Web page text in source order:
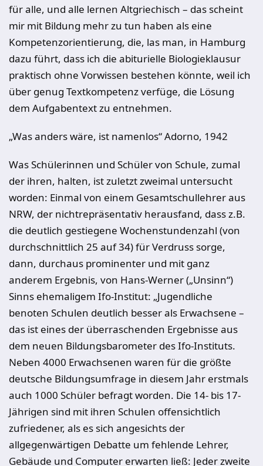
für alle, und alle lernen Altgriechisch – das scheint
mir mit Bildung mehr zu tun haben als eine
Kompetenzorientierung, die, las man, in Hamburg
dazu führt, dass ich die abiturielle Biologieklausur
praktisch ohne Vorwissen bestehen könnte, weil ich
über genug Textkompetenz verfüge, die Lösung
dem Aufgabentext zu entnehmen.
„Was anders wäre, ist namenlos“ Adorno, 1942
Was Schülerinnen und Schüler von Schule, zumal
der ihren, halten, ist zuletzt zweimal untersucht
worden: Einmal von einem Gesamtschullehrer aus
NRW, der nichtrepräsentativ herausfand, dass z.B.
die deutlich gestiegene Wochenstundenzahl (von
durchschnittlich 25 auf 34) für Verdruss sorge,
dann, durchaus prominenter und mit ganz
anderem Ergebnis, von Hans-Werner („Unsinn“)
Sinns ehemaligem Ifo-Institut: „Jugendliche
benoten Schulen deutlich besser als Erwachsene –
das ist eines der überraschenden Ergebnisse aus
dem neuen Bildungsbarometer des Ifo-Instituts.
Neben 4000 Erwachsenen waren für die größte
deutsche Bildungsumfrage in diesem Jahr erstmals
auch 1000 Schüler befragt worden. Die 14- bis 17-
Jährigen sind mit ihren Schulen offensichtlich
zufriedener, als es sich angesichts der
allgegenwärtigen Debatte um fehlende Lehrer,
Gebäude und Computer erwarten ließ: Jeder zweite